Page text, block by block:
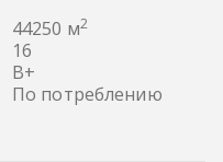
44250 м2
16
B+
По потреблению